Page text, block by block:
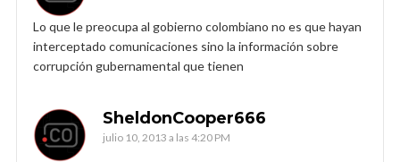
Lo que le preocupa al gobierno colombiano no es que hayan
interceptado comunicaciones sino la información sobre
corrupción gubernamental que tienen
SheldonCooper666
julio 10, 2013 a las 4:20 PM